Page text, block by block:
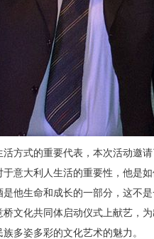
式的重要代表，本次活动邀请
意大利人生活的重要性，他是
他生命和成长的一部分，这不
化共同体启动仪式上献艺，为
多姿多彩的文化艺术的魅力。